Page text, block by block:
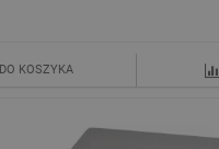
DO KOSZYKA